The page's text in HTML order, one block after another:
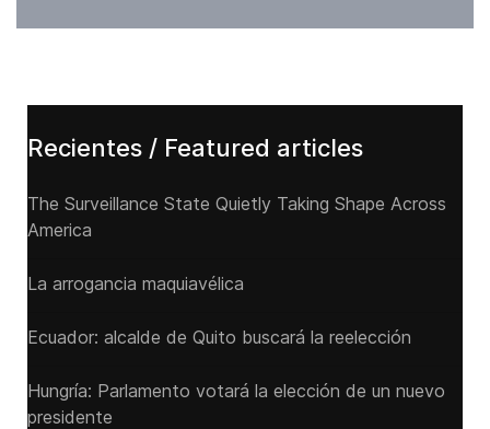
Recientes / Featured articles
The Surveillance State Quietly Taking Shape Across
America
La arrogancia maquiavélica
Ecuador: alcalde de Quito buscará la reelección
Hungría: Parlamento votará la elección de un nuevo
presidente